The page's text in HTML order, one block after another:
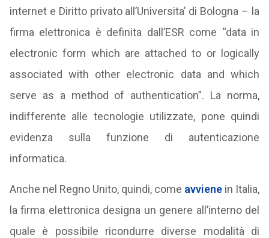
internet e Diritto privato all’Universita’ di Bologna – la
firma elettronica è definita dall’ESR come “data in
electronic form which are attached to or logically
associated with other electronic data and which
serve as a method of authentication”. La norma,
indifferente alle tecnologie utilizzate, pone quindi
evidenza sulla funzione di autenticazione
informatica.
Anche nel Regno Unito, quindi, come avvienein Italia,
la firma elettronica designa un genere all’interno del
quale è possibile ricondurre diverse modalità di